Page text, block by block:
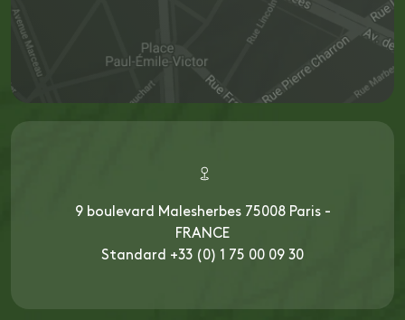
9 boulevard Malesherbes 75008 Paris -
FRANCE
Standard +33 (0) 1 75 00 09 30